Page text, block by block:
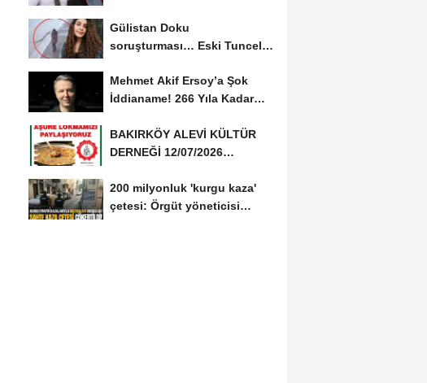
Gülistan Doku
soruşturması… Eski Tunceli
Mehmet Akif Ersoy’a Şok
İddianame! 266 Yıla Kadar
BAKIRKÖY ALEVİ KÜLTÜR
DERNEĞİ 12/07/2026
DAVETİNE...
200 milyonluk 'kurgu kaza'
çetesi: Örgüt yöneticisi